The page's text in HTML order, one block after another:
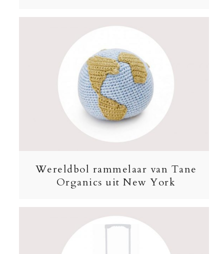
Wereldbol rammelaar van Tane
Organics uit New York